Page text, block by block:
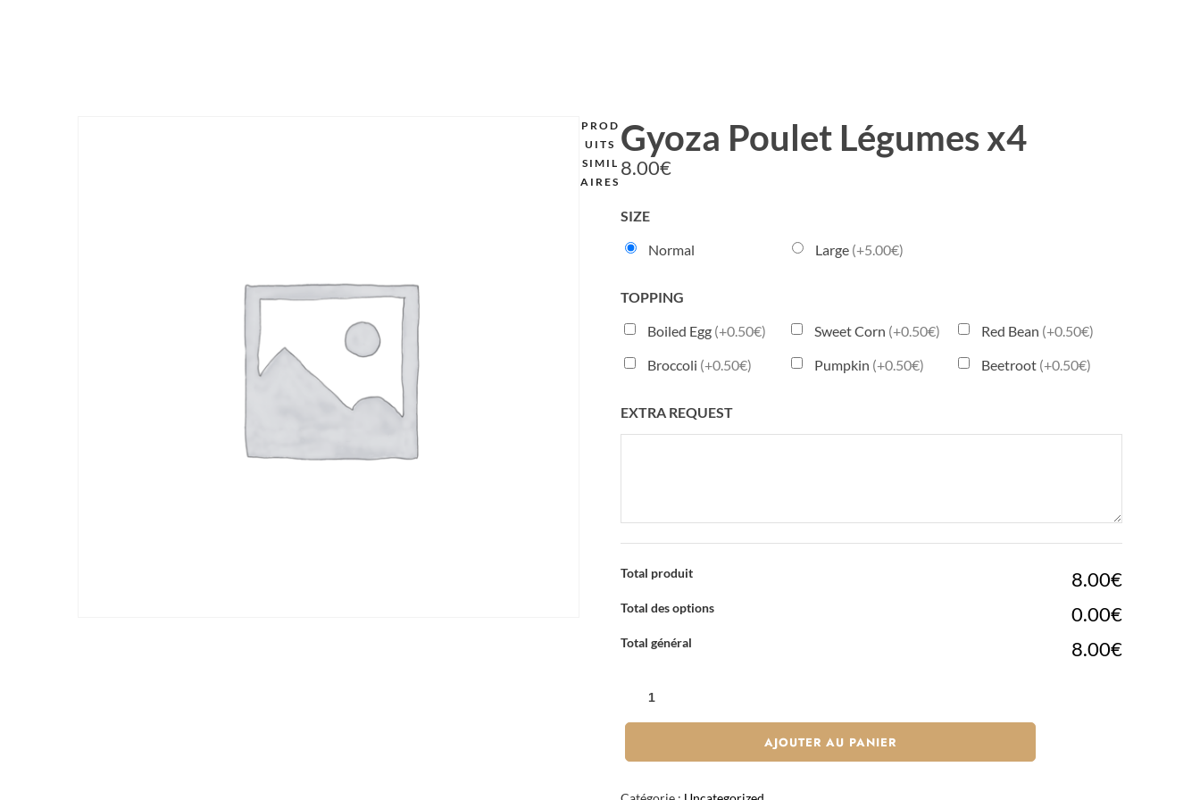
Gyoza Poulet Légumes x4
8.00€
SIZE
Normal
Large (+5.00€)
TOPPING
Boiled Egg (+0.50€) Sweet Corn (+0.50€) Red Bean (+0.50€)
Broccoli (+0.50€) Pumpkin (+0.50€) Beetroot (+0.50€)
EXTRA REQUEST
Total produit 8.00€
Total des options 0.00€
Total général 8.00€
POULET
AJOUTER AU PANIER
PROD
UITS
SIMIL
AIRES